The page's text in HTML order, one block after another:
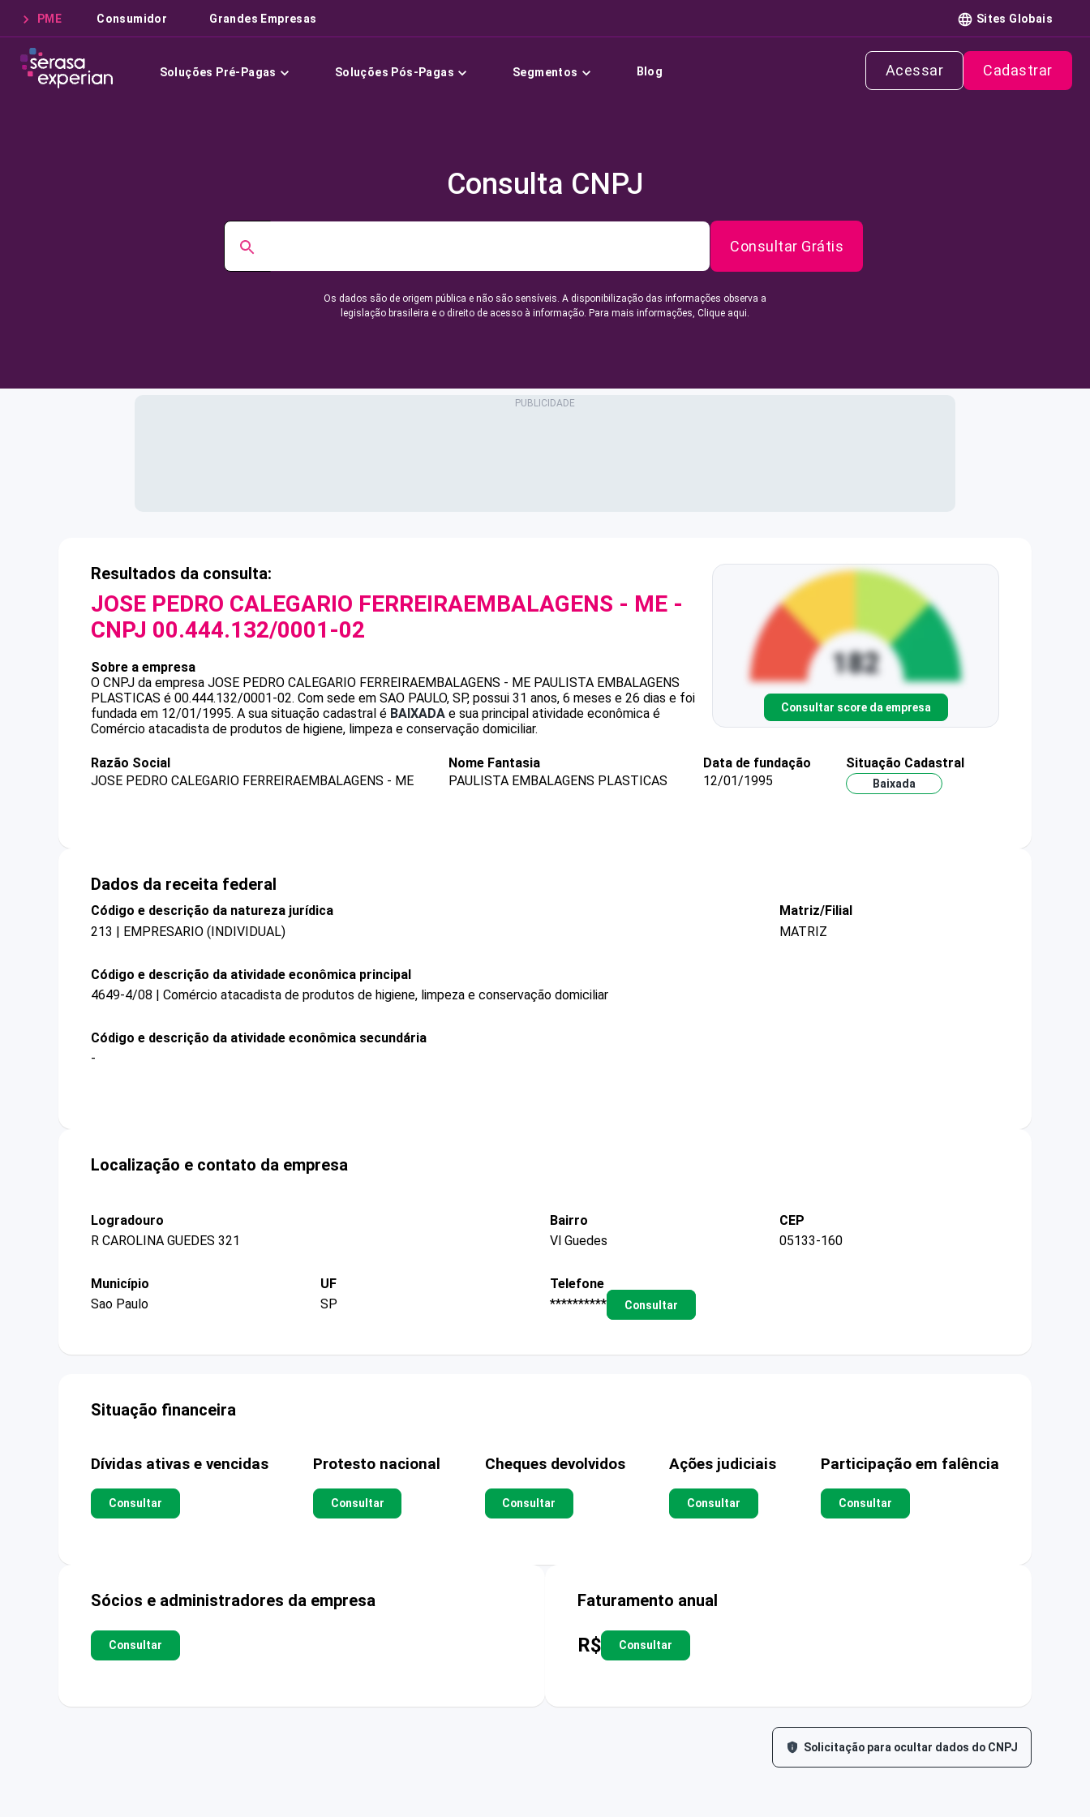
PME Consumidor Grandes Empresas Sites Globais
Soluções Pré-Pagas Soluções Pós-Pagas Segmentos Blog Acessar Cadastrar
Consulta CNPJ
Consultar Grátis
Os dados são de origem pública e não são sensíveis. A disponibilização das informações observa a
legislação brasileira e o direito de acesso à informação. Para mais informações, Clique aqui.
Resultados da consulta:
JOSE PEDRO CALEGARIO FERREIRAEMBALAGENS - ME -
CNPJ 00.444.132/0001-02
Sobre a empresa
O CNPJ da empresa JOSE PEDRO CALEGARIO FERREIRAEMBALAGENS - ME PAULISTA EMBALAGENS
PLASTICAS é 00.444.132/0001-02. Com sede em SAO PAULO, SP, possui 31 anos, 6 meses e 26 dias e foi
fundada em 12/01/1995. A sua situação cadastral é BAIXADA e sua principal atividade econômica é
Comércio atacadista de produtos de higiene, limpeza e conservação domiciliar.
Consultar score da empresa
Razão Social
JOSE PEDRO CALEGARIO FERREIRAEMBALAGENS - ME
Nome Fantasia
PAULISTA EMBALAGENS PLASTICAS
Data de fundação
12/01/1995
Situação Cadastral
Baixada
Dados da receita federal
Código e descrição da natureza jurídica
213 | EMPRESARIO (INDIVIDUAL)
Matriz/Filial
MATRIZ
Código e descrição da atividade econômica principal
4649-4/08 | Comércio atacadista de produtos de higiene, limpeza e conservação domiciliar
Código e descrição da atividade econômica secundária
-
Localização e contato da empresa
Logradouro
R CAROLINA GUEDES 321
Bairro
Vl Guedes
CEP
05133-160
Município
Sao Paulo
UF
SP
Telefone
**********
Consultar
Situação financeira
Dívidas ativas e vencidas
Consultar
Protesto nacional
Consultar
Cheques devolvidos
Consultar
Ações judiciais
Consultar
Participação em falência
Consultar
Sócios e administradores da empresa
Consultar
Faturamento anual
R$ Consultar
Solicitação para ocultar dados do CNPJ